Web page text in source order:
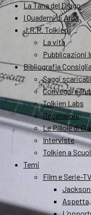
La Tana del Drago
I Quaderni di Arda
J.R.R. Tolkien
La vita
Pubblicazioni
Bibliografia
Saggi
Convegni e
Tolkien Labs
Recensioni
Le Pillole di
Interviste
Tolkien a
Temi
Film e Serie-TV
Jackson